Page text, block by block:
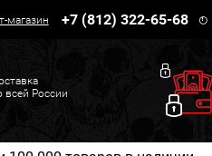
магазин +7 (812) 322-65-68
всей России